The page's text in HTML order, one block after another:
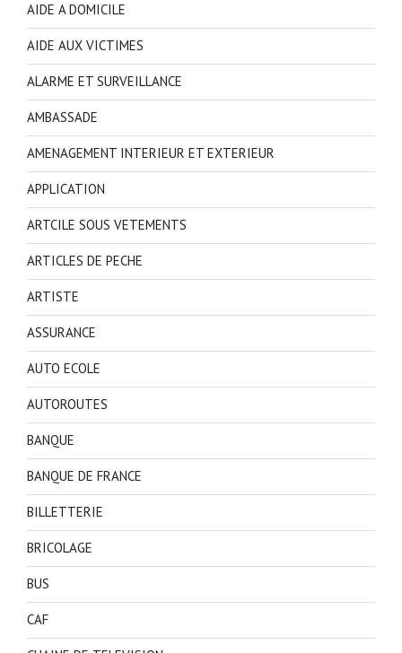
AIDE A DOMICILE
AIDE AUX VICTIMES
ALARME ET SURVEILLANCE
AMBASSADE
AMENAGEMENT INTERIEUR ET EXTERIEUR
APPLICATION
ARTCILE SOUS VETEMENTS
ARTICLES DE PECHE
ARTISTE
ASSURANCE
AUTO ECOLE
AUTOROUTES
BANQUE
BANQUE DE FRANCE
BILLETTERIE
BRICOLAGE
BUS
CAF